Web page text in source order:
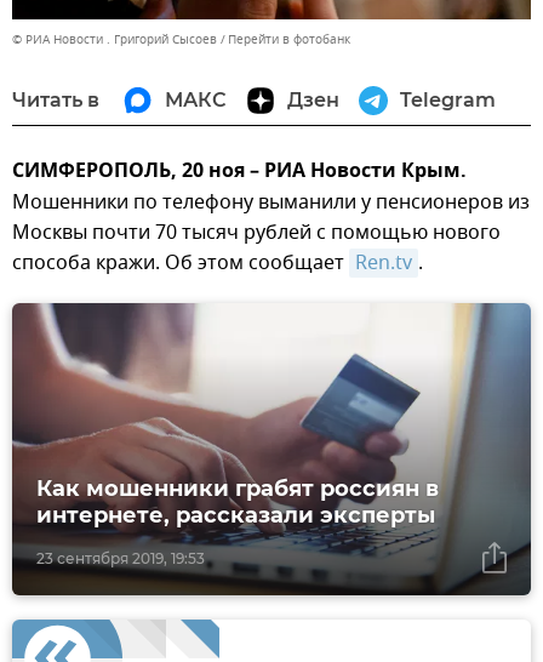
© РИА Новости . Григорий Сысоев Перейти в фотобанк
Читать в МАКС Дзен Telegram
СИМФЕРОПОЛЬ, 20 ноя – РИА Новости Крым.
Мошенники по телефону выманили у пенсионеров из
Москвы почти 70 тысяч рублей с помощью нового
способа кражи. Об этом сообщает Ren.tv .
23 сентября 2019, 19:53
Как мошенники грабят россиян в
интернете, рассказали эксперты